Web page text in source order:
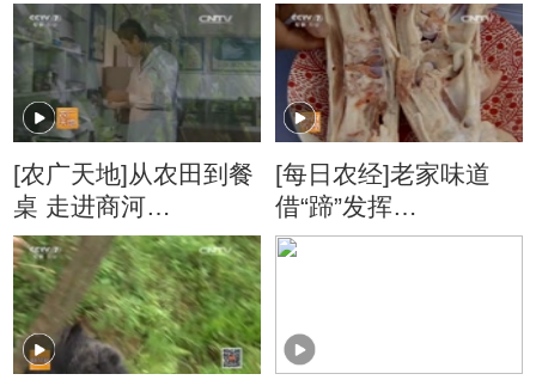
5月3日
[农广天地]从农田到餐
桌 走进商河
(20160115)
[每日农经]老家味道
借“蹄”发挥
(20160126)